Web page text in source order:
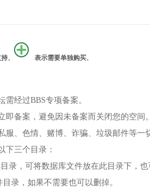
、 表示需要单独购买、
需经过BBS专项备案。
即备案，避免因未备案而关闭您的空间
服、色情、赌博、诈骗、垃圾邮件等
下三个目录：
目录，可将数据库文件放在此目录下，
录，如果不需要也可以删掉。